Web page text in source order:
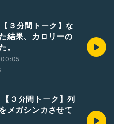
３分間トーク】な
結果、カロリーの
。
３分間トーク】列
メガシンカさせて